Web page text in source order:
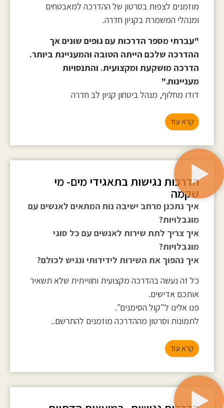
מוזמנים לצפות בסרטון של ההדרכה למאבטחים
ומנהלי המשמרת בקניון חדרה.
"עברתי מספר הדרכות עם גופים שונים אך
ההדרכה שלכם הייתה הטובה והמעניינת ביותר.
הדרכה מושקעת ומקצועית. והתנסויות
מעניינות."
דודו מחלוף, מנהל ביטחון קניון לב חדרה
קרא עוד
הדרכות נגישות בתאגידי מים- מי
שקמה
איך נתכנן מרחב ישיבה נוח המתאים לאנשים עם
מוגבלויות?
איך צריך לתת שירות לאנשים עם כל סוגי
מוגבלויות?
איך נהפוך את השירות לידידותי ונגיש לכולם?
כל זה נעשה בהדרכה מקצועית וחווייתית שלא תשאיר
אותכם אדישים.
פנו אלינו ל"קול הסימנים".
לתמונות וסרטון מההדרכה מוזמנים להתרשם..
קרא עוד